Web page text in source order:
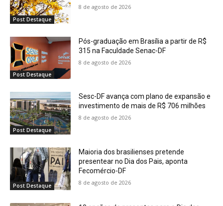
Post Destaque
8 de agosto de 2026
Post Destaque
Pós-graduação em Brasília a partir de R$
315 na Faculdade Senac-DF
8 de agosto de 2026
Post Destaque
Sesc-DF avança com plano de expansão e
investimento de mais de R$ 706 milhões
8 de agosto de 2026
Post Destaque
Maioria dos brasilienses pretende
presentear no Dia dos Pais, aponta
Fecomércio-DF
8 de agosto de 2026